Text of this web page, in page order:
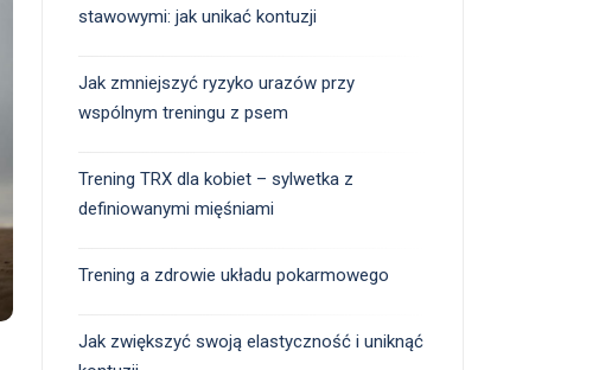
stawowymi: jak unikać kontuzji
Jak zmniejszyć ryzyko urazów przy
wspólnym treningu z psem
Trening TRX dla kobiet – sylwetka z
definiowanymi mięśniami
Trening a zdrowie układu pokarmowego
Jak zwiększyć swoją elastyczność i uniknąć